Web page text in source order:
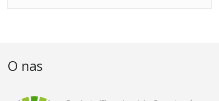
O nas